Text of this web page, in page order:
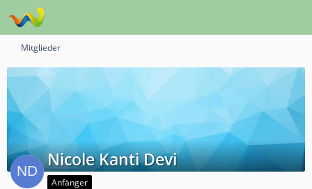
Mitglieder
Nicole Kanti Devi
Anfänger